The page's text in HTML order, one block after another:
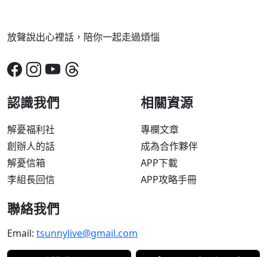
放聲說出心裡話，陪你一起走過煩惱
認識我們
解憂福利社
創辦人的話
解憂信箱
李組長回信
相關資源
專欄文章
成為合作夥伴
APP下載
APP攻略手冊
聯絡我們
Email: tsunnylive@gmail.com